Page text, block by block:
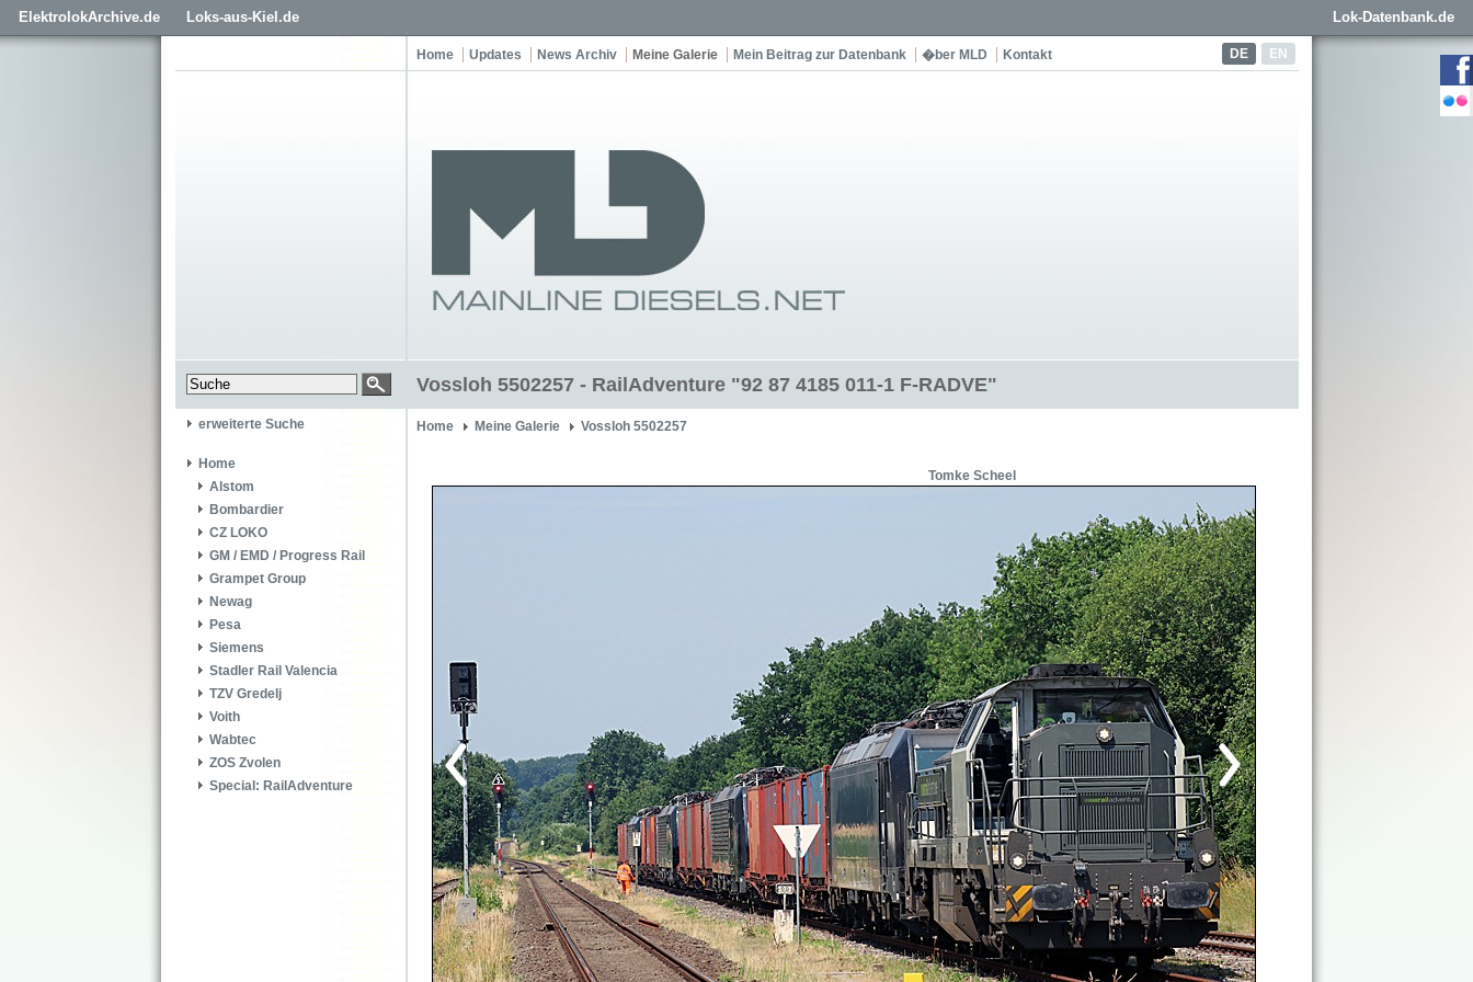
ElektrolokArchive.de Loks-aus-Kiel.de Lok-Datenbank.de
DE EN
Home Updates News Archiv Meine Galerie Mein Beitrag zur Datenbank �ber MLD Kontakt
Vossloh 5502257 - RailAdventure "92 87 4185 011-1 F-RADVE"
erweiterte Suche
Home
Alstom
Bombardier
CZ LOKO
GM / EMD / Progress Rail
Grampet Group
Newag
Pesa
Siemens
Stadler Rail Valencia
TZV Gredelj
Voith
Wabtec
ZOS Zvolen
Special: RailAdventure
Home Meine Galerie Vossloh 5502257
Tomke Scheel